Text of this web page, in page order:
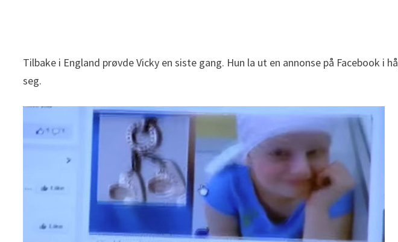
Tilbake i England prøvde Vicky en siste gang. Hun la ut en annonse på Facebook
seg.